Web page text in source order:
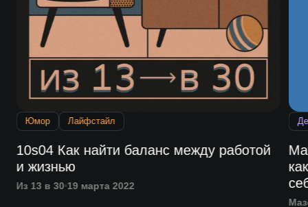
Юмор Лайфстайл
10s04 Как найти баланс между работой
и жизнью
Из 13 в 30 19 марта 2022